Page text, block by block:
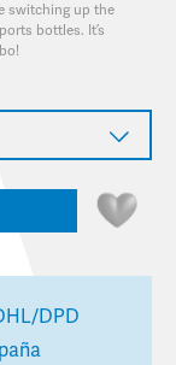
switching up the
bottles. It’s
DPD